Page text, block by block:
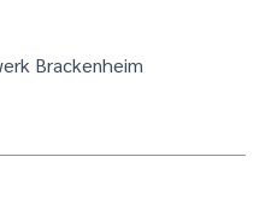
Brackenheim